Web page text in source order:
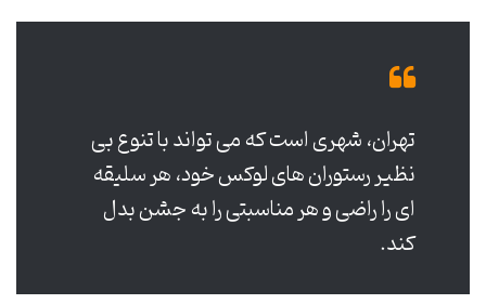
تهران، شهری است که می تواند با تنوع بی
نظیر رستوران های لوکس خود، هر سلیقه
ای را راضی و هر مناسبتی را به جشن بدل
کند.